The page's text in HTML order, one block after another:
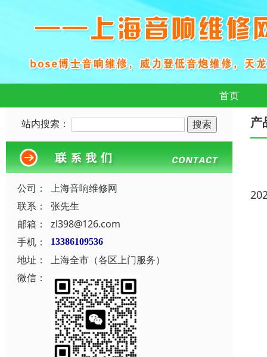
首页
站内搜索：
公司：
上海音响维修网
联系：
张先生
邮箱：
zl398@126.com
手机：
13386109536
地址：
上海全市（各区上门服务）
微信：
产